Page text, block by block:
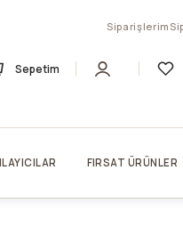
Siparişlerim
Sepetim
FIRSAT ÜRÜNLER